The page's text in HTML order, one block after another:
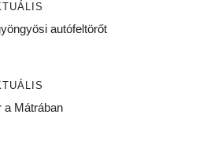
autófeltörőt
a Mátrában